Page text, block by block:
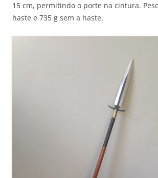
15 cm, permitindo o porte na cintura.
haste e 735 g sem a haste.